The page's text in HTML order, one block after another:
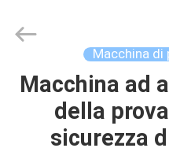
CASA
PRODOTTI
Instrument
Technology
Reserved.
Macchina di
Macchina ad
della
sicurezza